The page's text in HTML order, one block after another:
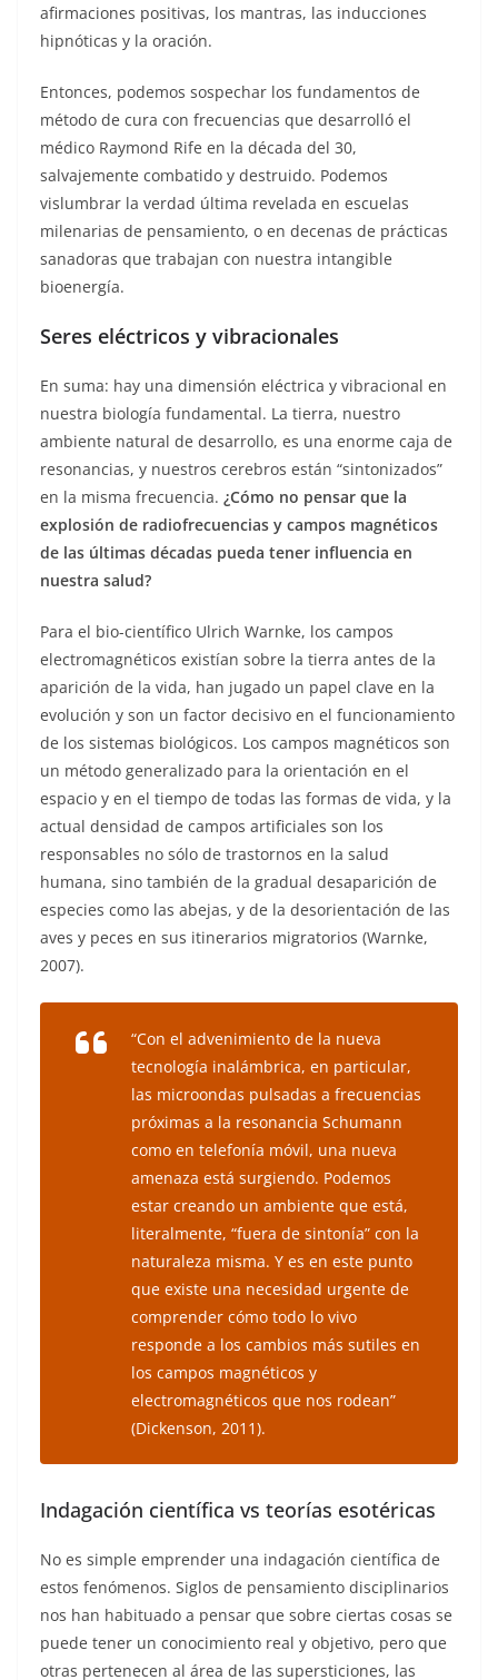
afirmaciones positivas, los mantras, las inducciones
hipnóticas y la oración.
Entonces, podemos sospechar los fundamentos de
método de cura con frecuencias que desarrolló el
médico Raymond Rife en la década del 30,
salvajemente combatido y destruido. Podemos
vislumbrar la verdad última revelada en escuelas
milenarias de pensamiento, o en decenas de prácticas
sanadoras que trabajan con nuestra intangible
bioenergía.
Seres eléctricos y vibracionales
En suma: hay una dimensión eléctrica y vibracional en
nuestra biología fundamental. La tierra, nuestro
ambiente natural de desarrollo, es una enorme caja de
resonancias, y nuestros cerebros están “sintonizados”
en la misma frecuencia. ¿Cómo no pensar que la
explosión de radiofrecuencias y campos magnéticos
de las últimas décadas pueda tener influencia en
nuestra salud?
Para el bio-científico Ulrich Warnke, los campos
electromagnéticos existían sobre la tierra antes de la
aparición de la vida, han jugado un papel clave en la
evolución y son un factor decisivo en el funcionamiento
de los sistemas biológicos. Los campos magnéticos son
un método generalizado para la orientación en el
espacio y en el tiempo de todas las formas de vida, y la
actual densidad de campos artificiales son los
responsables no sólo de trastornos en la salud
humana, sino también de la gradual desaparición de
especies como las abejas, y de la desorientación de las
aves y peces en sus itinerarios migratorios (Warnke,
2007).
“Con el advenimiento de la nueva
tecnología inalámbrica, en particular,
las microondas pulsadas a frecuencias
próximas a la resonancia Schumann
como en telefonía móvil, una nueva
amenaza está surgiendo. Podemos
estar creando un ambiente que está,
literalmente, “fuera de sintonía” con la
naturaleza misma. Y es en este punto
que existe una necesidad urgente de
comprender cómo todo lo vivo
responde a los cambios más sutiles en
los campos magnéticos y
electromagnéticos que nos rodean”
(Dickenson, 2011).
Indagación científica vs teorías esotéricas
No es simple emprender una indagación científica de
estos fenómenos. Siglos de pensamiento disciplinarios
nos han habituado a pensar que sobre ciertas cosas se
puede tener un conocimiento real y objetivo, pero que
otras pertenecen al área de las supersticiones, las